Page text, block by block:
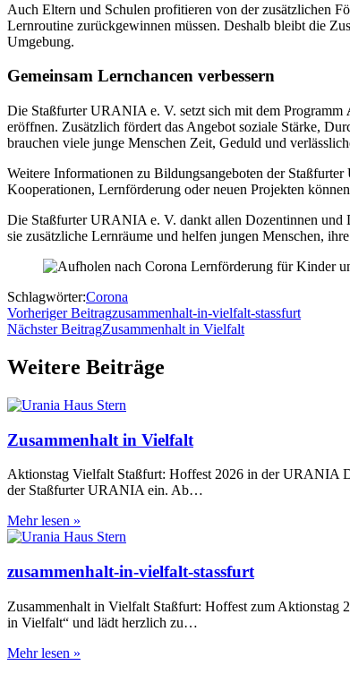
Auch Eltern und Schulen profitieren von der zusätzlichen
Lernroutine zurückgewinnen müssen. Deshalb bleibt die
Umgebung.
Gemeinsam Lernchancen verbessern
Die Staßfurter URANIA e. V. setzt sich mit dem Programm
eröffnen. Zusätzlich fördert das Angebot soziale Stärke,
brauchen viele junge Menschen Zeit, Geduld und
Weitere Informationen zu Bildungsangeboten der
Kooperationen, Lernförderung oder neuen Projekten
Die Staßfurter URANIA e. V. dankt allen Dozentinnen und
sie zusätzliche Lernräume und helfen jungen Menschen,
Schlagwörter:Corona
Vorheriger Beitragzusammenhalt-in-vielfalt-stassfurt
Nächster BeitragZusammenhalt in Vielfalt
Weitere Beiträge
Zusammenhalt in Vielfalt
Aktionstag Vielfalt Staßfurt: Hoffest 2026 in der URANIA
der Staßfurter URANIA ein. Ab…
Mehr lesen »
in
zusammenhalt-in-vielfalt-stassfurt
Zusammenhalt in Vielfalt Staßfurt: Hoffest zum
in Vielfalt“ und lädt herzlich zu…
Mehr lesen »